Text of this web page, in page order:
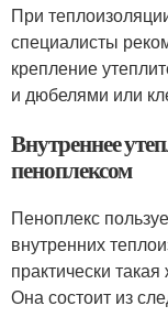
При
специалисты
крепление
и дюбелями или
Внутреннее
пеноплексом
Пеноплекс
внутренних
практически
Она состоит из